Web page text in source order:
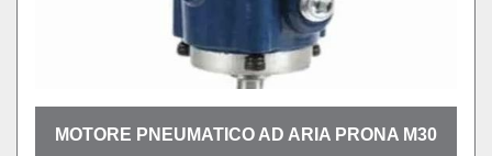
MOTORE PNEUMATICO AD ARIA PRONA M30